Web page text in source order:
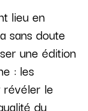
lieu en
sans doute
une édition
: les
révéler le
du